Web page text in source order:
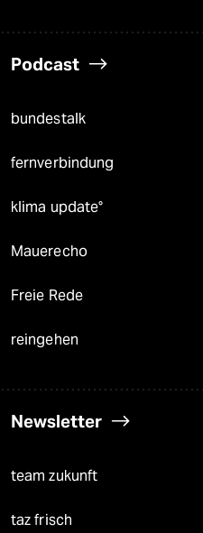
Podcast
bundestalk
fernverbindung
klima update°
Mauerecho
Freie Rede
reingehen
Newsletter
team zukunft
taz frisch